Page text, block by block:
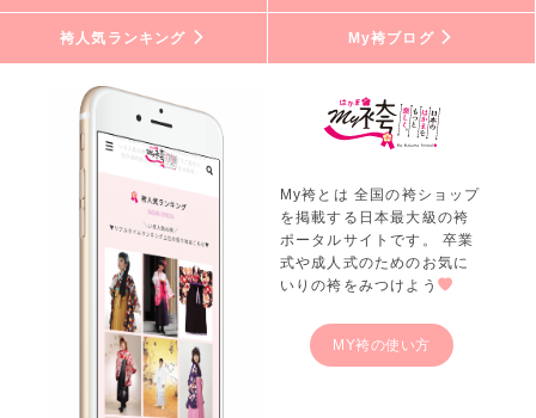
の二尺袖と袴、全身を同じ柄で揃えた個性派スタイル。
リボン付き衿や、足元のブーツで
さらにおしゃれな印象に。
キモノハーツでは試着だけのご来店も大歓迎です。
袴人気ランキング My袴ブログ
My袴とは 全国の袴ショップ
を掲載する日本最大級の袴
ポータルサイトです。 卒業
式や成人式のためのお気に
いりの袴をみつけよう
MY袴の使い方